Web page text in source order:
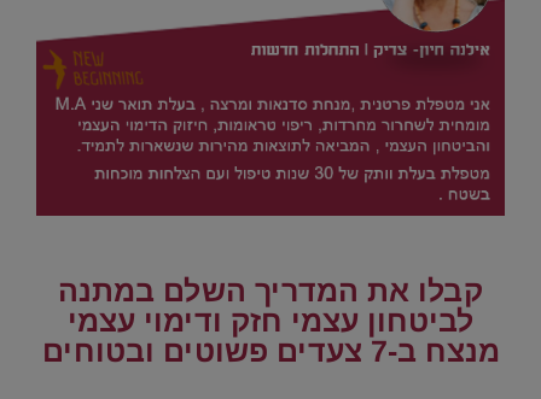
קבלו את המדריך השלם במתנה
לביטחון עצמי חזק ודימוי עצמי
מנצח ב-7 צעדים פשוטים ובטוחים